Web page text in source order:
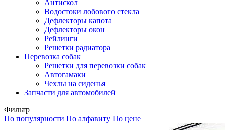
Антискол
Водостоки лобового стекла
Дефлекторы капота
Дефлекторы окон
Рейлинги
Решетки радиатора
Перевозка собак
Решетки для перевозки собак
Автогамаки
Чехлы на сиденья
Запчасти для автомобилей
Фильтр
По популярности По алфавиту По цене